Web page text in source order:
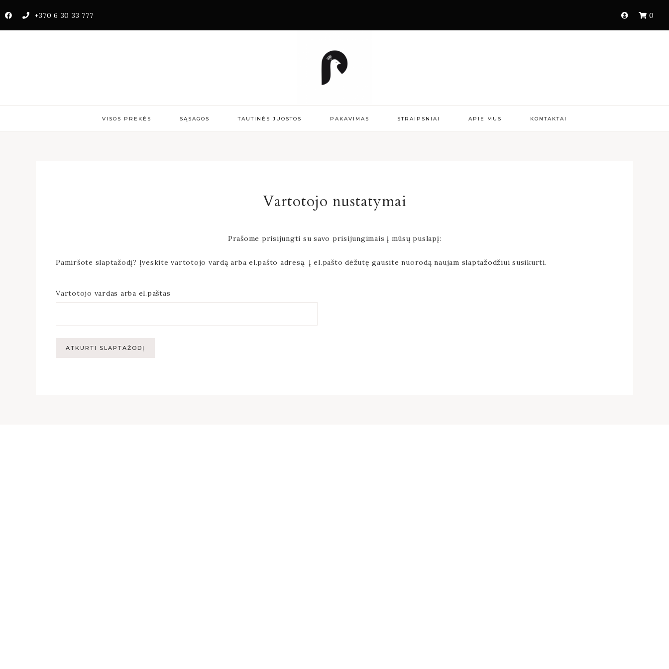
+370 6 30 33 777 0
VISOS PREKĖS SĄSAGOS TAUTINĖS JUOSTOS PAKAVIMAS STRAIPSNIAI APIE MUS KONTAKTAI
Vartotojo nustatymai
Prašome prisijungti su savo prisijungimais į mūsų puslapį:
Pamiršote slaptažodį? Įveskite vartotojo vardą arba el.pašto adresą. Į el.pašto dėžutę gausite nuorodą naujam slaptažodžiui susikurti.
Vartotojo vardas arba el.paštas
ATKURTI SLAPTAŽODĮ